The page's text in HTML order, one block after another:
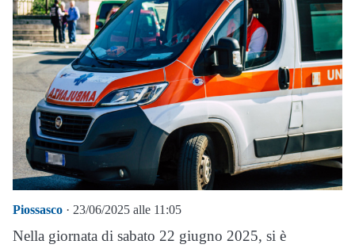
Piossasco · 23/06/2025 alle 11:05
Nella giornata di sabato 22 giugno 2025, si è